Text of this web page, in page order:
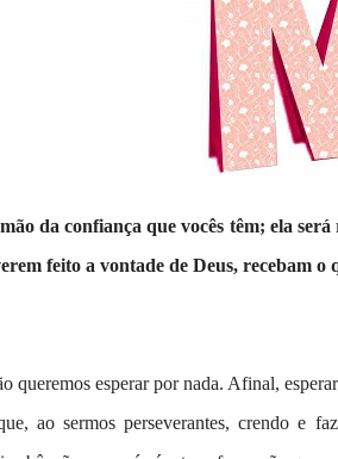
da confiança que vocês têm; ela
feito a vontade de Deus, recebam o
queremos esperar por nada. Afinal,
ao sermos perseverantes, crendo e